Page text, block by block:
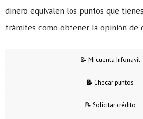
dinero equivalen los puntos que
trámites como obtener la opinión de
📝 Mi cuenta Infonavit
📝 Checar puntos
📝 Solicitar crédito